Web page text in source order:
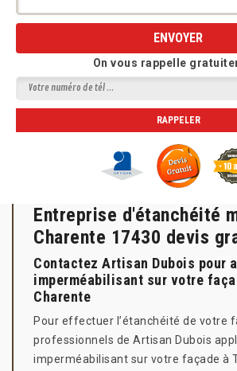
On vous rappelle
Entreprise d'étanchéité
Charente 17430 devis
Contactez Artisan Dubois pour
imperméabilisant sur votre
Charente
Pour effectuer l’étanchéité de votre
professionnels de Artisan Dubois
imperméabilisant sur votre façade à